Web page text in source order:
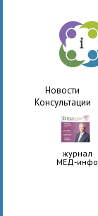
Новости
Консультации
журнал
МЕД-инфо